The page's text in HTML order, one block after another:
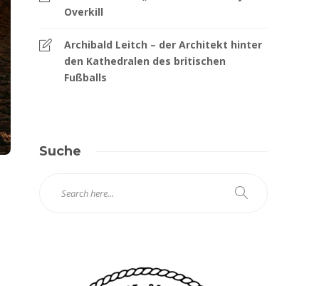
Overkill
Archibald Leitch – der Architekt hinter
den Kathedralen des britischen
Fußballs
Suche